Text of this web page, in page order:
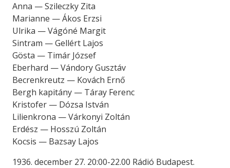
Anna — Szileczky Zita
Marianne — Ákos Erzsi
Ulrika — Vágóné Margit
Sintram — Gellért Lajos
Gösta — Timár József
Eberhard — Vándory Gusztáv
Becrenkreutz — Kovách Ernő
Bergh kapitány — Táray Ferenc
Kristofer — Dózsa István
Lilienkrona — Várkonyi Zoltán
Erdész — Hosszú Zoltán
Kocsis — Bazsay Lajos
1936. december 27. 20:00-22.00 Rádió Budapest.